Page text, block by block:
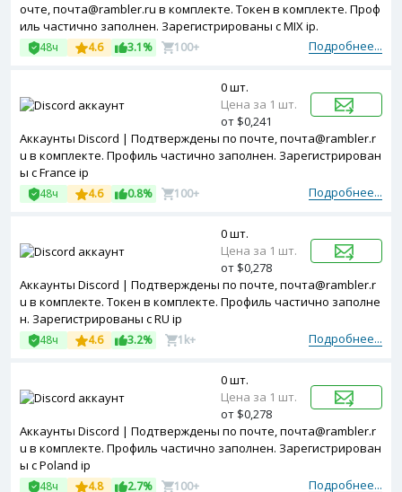
очте, почта@rambler.ru в комплекте. Токен в комплекте. Проф
иль частично заполнен. Зарегистрированы с MIX ip.
Подробнее...
48ч 4.6 3.1% 100+
Аккаунты Discord | Подтверждены по почте, почта@rambler.r
u в комплекте. Профиль частично заполнен. Зарегистрирован
ы с France ip
Подробнее...
48ч 4.6 0.8% 100+
0 шт.
Цена за 1 шт.
от $0,241
Аккаунты Discord | Подтверждены по почте, почта@rambler.r
u в комплекте. Токен в комплекте. Профиль частично заполне
н. Зарегистрированы с RU ip
Подробнее...
48ч 4.6 3.2% 1k+
0 шт.
Цена за 1 шт.
от $0,278
Аккаунты Discord | Подтверждены по почте, почта@rambler.r
u в комплекте. Профиль частично заполнен. Зарегистрирован
ы с Poland ip
Подробнее...
48ч 4.8 2.7% 100+
0 шт.
Цена за 1 шт.
от $0,278